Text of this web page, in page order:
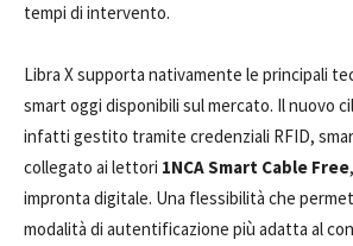
tempi di intervento.
Libra X supporta nativamente le principali
smart oggi disponibili sul mercato. Il nuovo
infatti gestito tramite credenziali RFID,
collegato ai lettori 1NCA Smart Cable Free
impronta digitale. Una flessibilità che
modalità di autentificazione più adatta al